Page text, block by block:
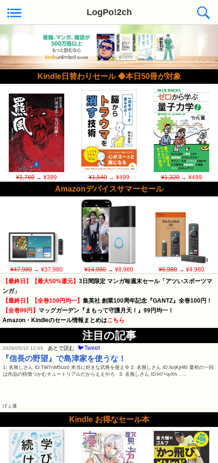
LogPo!2ch
Kindle日替わりセール ◆本日50冊が対象
¥1,760→ ¥399 ¥1,540→ ¥499 ¥1,320→ ¥499
Amazonデバイスサマーセール
¥47,980→ ¥37,980 ¥14,980→ ¥8,980 ¥6,980→ ¥4,980
【最終日】【最大50%還元】 3日間限定 マンガ毎週末セール「アツいスポーツマ
ンガ」
【最終日】【全巻100円均一】 集英社 創業100周年記念『GANTZ』全巻100円！
【全巻99円】 マッグガーデン『まもって守護月天！』99円均一！
Amazon・Kindleのセール情報まとめはこちら
注目の記事
2026/05/10 12:05 あとで読む 🐦Tweet
『信長の野望』で島津家を使うな！
1: 名無しさん ID:TW7nM5Uz0 本当に好きな武将を使え💢 2: 名無しさん ID:/b/jKjHf0 最初の一回
は作品の特徴つかむチュートリアルだからええやろ 3: 名無しさん ID:H7+qrXh……
げぇ速
Kindle お得なセール本